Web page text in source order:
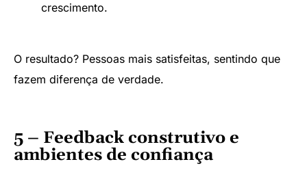
crescimento.
O resultado? Pessoas mais satisfeitas, sentindo que
fazem diferença de verdade.
5 – Feedback construtivo e
ambientes de confiança